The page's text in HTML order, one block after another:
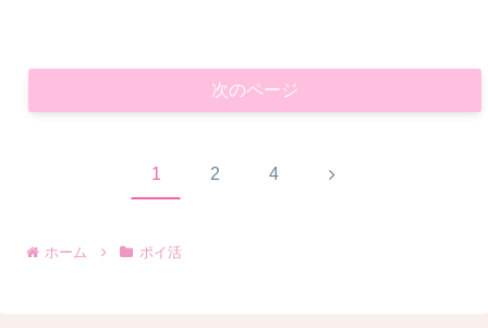
次のページ
1 2 4 次
ホーム ポイ活